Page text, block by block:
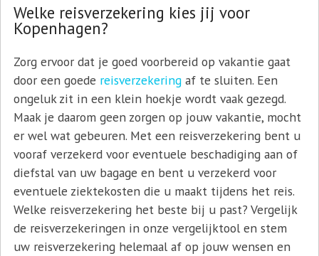
Welke reisverzekering kies jij voor
Kopenhagen?
Zorg ervoor dat je goed voorbereid op vakantie gaat
door een goede reisverzekeringaf te sluiten. Een
ongeluk zit in een klein hoekje wordt vaak gezegd.
Maak je daarom geen zorgen op jouw vakantie, mocht
er wel wat gebeuren. Met een reisverzekering bent u
vooraf verzekerd voor eventuele beschadiging aan of
diefstal van uw bagage en bent u verzekerd voor
eventuele ziektekosten die u maakt tijdens het reis.
Welke reisverzekering het beste bij u past? Vergelijk
de reisverzekeringen in onze vergelijktool en stem
uw reisverzekering helemaal af op jouw wensen en